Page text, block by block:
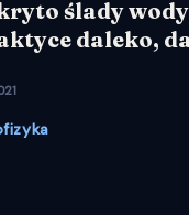
ślady
daleko,